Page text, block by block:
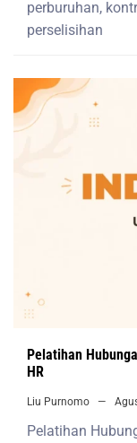
perburuhan,
perselisihan
Pelatihan
HR
Liu Purnomo
Pelatihan